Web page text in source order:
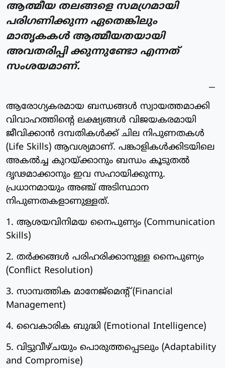
ആത്മീയ തലങ്ങളെ സമഗ്രമായി
പരിഗണിക്കുന്ന ഏതെങ്കിലും
മാതൃകകൾ ആത്മീയതയായി
അവതരിപ്പി ക്കുന്നുണ്ടോ എന്നത്
സംശയമാണ്.
ആരോഗ്യകരമായ ബന്ധങ്ങൾ സ്വായത്തമാക്കി
വിവാഹത്തിന്റെ ലക്ഷ്യങ്ങൾ വിജയകരമായി
ജീവിക്കാൻ ദമ്പതികൾക്ക് ചില നിപുണതകൾ
(Life Skills) ആവശ്യമാണ്. പങ്കാളികൾക്കിടയിലെ
അകൽച്ച കുറയ്ക്കാനും ബന്ധം കൂടുതൽ
ദൃഢമാക്കാനും ഇവ സഹായിക്കുന്നു.
പ്രധാനമായും അഞ്ച് അടിസ്ഥാന
നിപുണതകളാണുള്ളത്.
1. ആശയവിനിമയ നൈപുണ്യം (Communication
Skills)
2. തർക്കങ്ങൾ പരിഹരിക്കാനുള്ള നൈപുണ്യം
(Conflict Resolution)
3. സാമ്പത്തിക മാനേജ്‌മെന്റ് (Financial
Management)
4. വൈകാരിക ബുദ്ധി (Emotional Intelligence)
5. വിട്ടുവീഴ്ചയും പൊരുത്തപ്പെടലും (Adaptability
and Compromise)